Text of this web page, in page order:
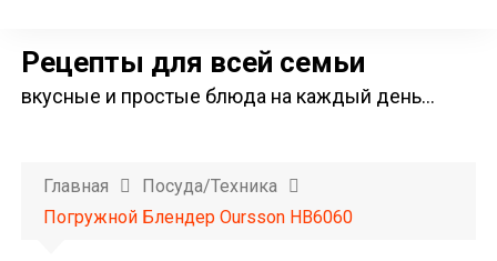
Рецепты для всей семьи
вкусные и простые блюда на каждый день…
Главная
Посуда/техника
Погружной Блендер Oursson HB6060